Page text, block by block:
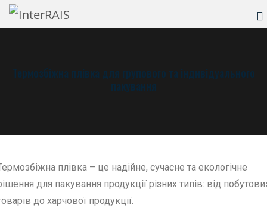
Термозбіжна плівка для групового та індивідуального
пакування
плівка – це надійне, сучасне та екологічне
для пакування продукції різних типів: від
до харчової продукції.